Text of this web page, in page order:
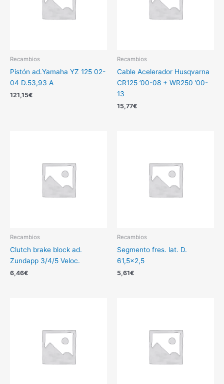
Recambios
Pistón ad.Yamaha YZ 125 02-
04 D.53,93 A
121,15€
Recambios
Cable Acelerador Husqvarna
CR125 ’00-08 + WR250 ’00-
13
15,77€
Recambios
Clutch brake block ad.
Zundapp 3/4/5 Veloc.
6,46€
Recambios
Segmento fres. lat. D.
61,5×2,5
5,61€